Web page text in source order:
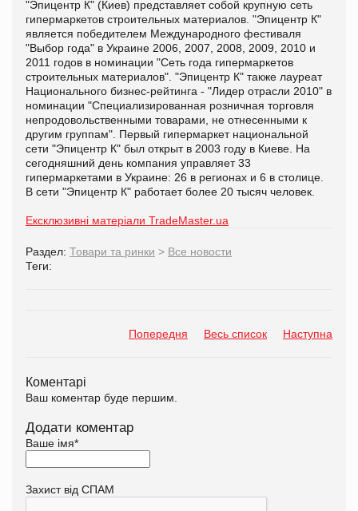
"Эпицентр К" (Киев) представляет собой крупную сеть
гипермаркетов строительных материалов. "Эпицентр К"
является победителем Международного фестиваля
"Выбор года" в Украине 2006, 2007, 2008, 2009, 2010 и
2011 годов в номинации "Сеть года гипермаркетов
строительных материалов". "Эпицентр К" также лауреат
Национального бизнес-рейтинга - "Лидер отрасли 2010" в
номинации "Специализированная розничная торговля
непродовольственными товарами, не отнесенными к
другим группам". Первый гипермаркет национальной
сети "Эпицентр К" был открыт в 2003 году в Киеве. На
сегодняшний день компания управляет 33
гипермаркетами в Украине: 26 в регионах и 6 в столице.
В сети "Эпицентр К" работает более 20 тысяч человек.
Ексклюзивні матеріали TradeMaster.ua
Раздел: Товари та ринки > Все новости
Теги:
Попередня Весь список Наступна
Коментарі
Ваш коментар буде першим.
Додати коментар
Ваше імя*
Захист від СПАМ